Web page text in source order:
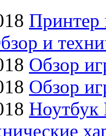
Принтер
и
Обзор
Обзор
Ноутбук